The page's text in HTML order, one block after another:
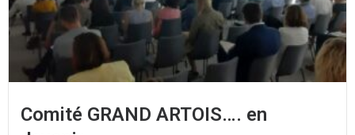
Comité GRAND ARTOIS…. en